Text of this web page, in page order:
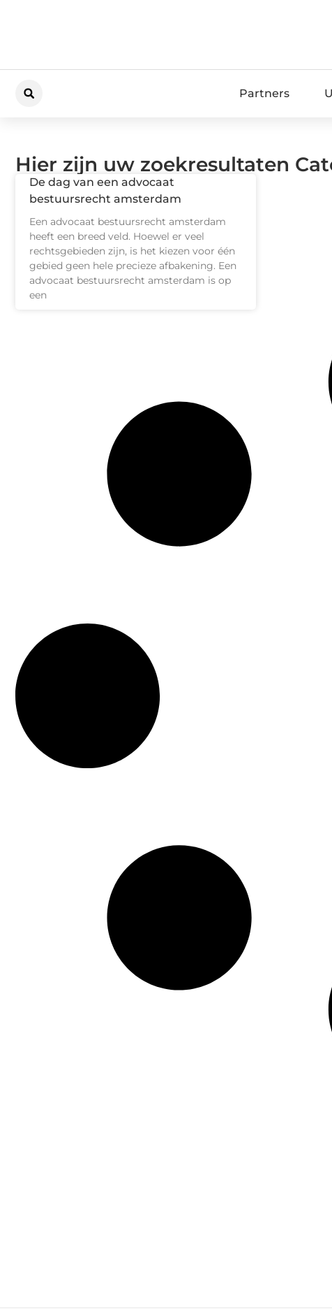
Partners
Hier zijn uw zoekresultaten
De dag van een advocaat
bestuursrecht amsterdam
Een advocaat bestuursrecht amsterdam
heeft een breed veld. Hoewel er veel
rechtsgebieden zijn, is het kiezen voor één
gebied geen hele precieze afbakening. Een
advocaat bestuursrecht amsterdam is op
een